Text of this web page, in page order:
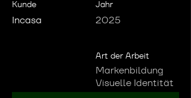
Kunde
Incasa
Jahr
2025
Art der Arbeit
Markenbildung
Visuelle Identität